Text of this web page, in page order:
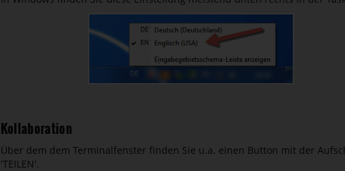
Kollaboration
Über dem dem Terminalfenster finden Sie u.a. einen Button mit der
'TEILEN'.